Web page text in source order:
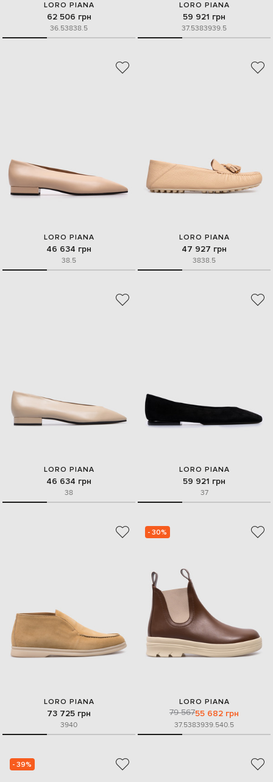
LORO PIANA
62 506 грн
36.53838.5
LORO PIANA
59 921 грн
37.5383939.5
LORO PIANA
46 634 грн
38.5
LORO PIANA
47 927 грн
3838.5
LORO PIANA
46 634 грн
38
LORO PIANA
59 921 грн
37
LORO PIANA
73 725 грн
3940
- 30%
LORO PIANA
79 56755 682 грн
37.5383939.540.5
- 39%